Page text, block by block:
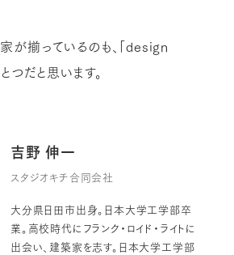
が揃っているのも、「design
つだと思います。
吉野 伸一
スタジオキチ合同会社
大分県日田市出身。日本大学工学部卒
業。高校時代にフランク・ロイド・ライトに
出会い、建築家を志す。日本大学工学部